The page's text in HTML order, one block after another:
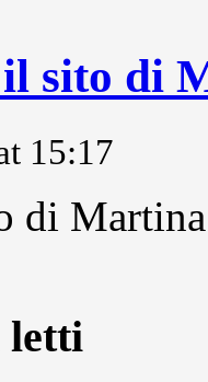
sito di
15:17
di
letti